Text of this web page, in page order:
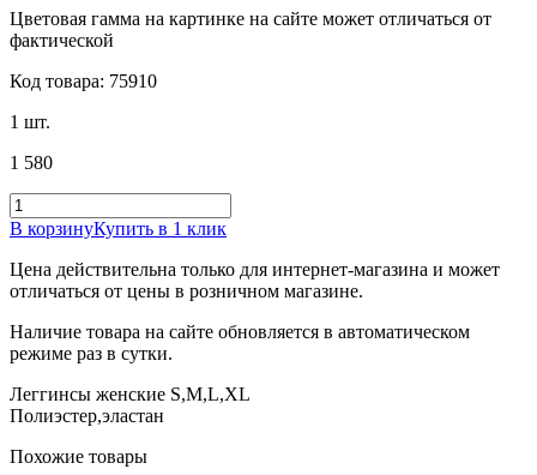
Цветовая гамма на картинке на сайте может отличаться от
фактической
Код товара: 75910
1 шт.
1 580
В корзинуКупить в 1 клик
Цена действительна только для интернет-магазина и может
отличаться от цены в розничном магазине.
Наличие товара на сайте обновляется в автоматическом
режиме раз в сутки.
Леггинсы женские S,M,L,XL
Полиэстер,эластан
Похожие товары